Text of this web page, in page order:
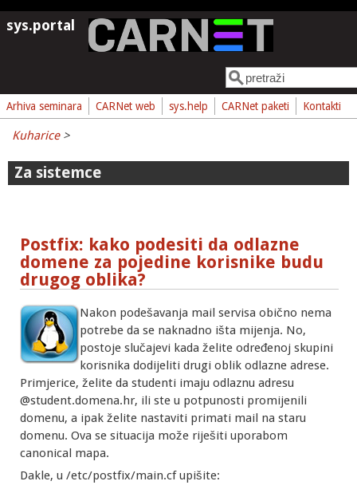
Skoči na glavni sadržaj
sys.portal
Obrazac pretrage
Pretraga
Arhiva seminara CARNet web sys.help CARNet paketi Kontakti
Kuharice>
Za sistemce
Postfix: kako podesiti da odlazne
domene za pojedine korisnike budu
drugog oblika?
Nakon podešavanja mail servisa obično nema
potrebe da se naknadno išta mijenja. No,
postoje slučajevi kada želite određenoj skupini
korisnika dodijeliti drugi oblik odlazne adrese.
Primjerice, želite da studenti imaju odlaznu adresu
@student.domena.hr, ili ste u potpunosti promijenili
domenu, a ipak želite nastaviti primati mail na staru
domenu. Ova se situacija može riješiti uporabom
canonical mapa.
Dakle, u /etc/postfix/main.cf upišite: